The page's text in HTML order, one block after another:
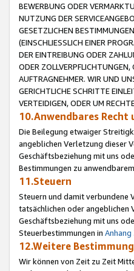
BEWERBUNG ODER
NUTZUNG DER
GESETZLICHEN
(EINSCHLIESSLICH EINER
DER EINTREIBUNG ODER
ODER
AUFTRAGNEHMER. WIR UND
GERICHTLICHE SCHRITTE
VERTEIDIGEN, ODER UM
10.Anwendbares
Die Beilegung etwaiger
angeblichen Verletzung dieser
Geschäftsbeziehung mit uns
Bestimmungen zu
11.Steuern
Steuern und damit verbundene
tatsächlichen oder angeblichen
Geschäftsbeziehung mit uns
Steuerbestimmungen in Anhang
12.Weitere
Wir können von Zeit zu Zeit